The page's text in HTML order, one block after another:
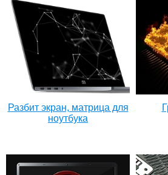
Разбит экран, матрица для
ноутбука